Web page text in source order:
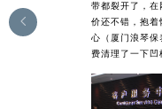
带都裂开了，在
价还不错，抱着
心（厦门浪琴保
费清理了一下
